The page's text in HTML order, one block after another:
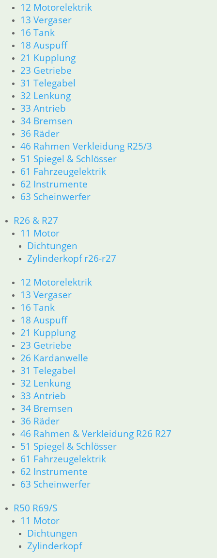
12 Motorelektrik
13 Vergaser
16 Tank
18 Auspuff
21 Kupplung
23 Getriebe
31 Telegabel
32 Lenkung
33 Antrieb
34 Bremsen
36 Räder
46 Rahmen Verkleidung R25/3
51 Spiegel & Schlösser
61 Fahrzeugelektrik
62 Instrumente
63 Scheinwerfer
R26 & R27
11 Motor
Dichtungen
Zylinderkopf r26-r27
12 Motorelektrik
13 Vergaser
16 Tank
18 Auspuff
21 Kupplung
23 Getriebe
26 Kardanwelle
31 Telegabel
32 Lenkung
33 Antrieb
34 Bremsen
36 Räder
46 Rahmen & Verkleidung R26 R27
51 Spiegel & Schlösser
61 Fahrzeugelektrik
62 Instrumente
63 Scheinwerfer
R50 R69/S
11 Motor
Dichtungen
Zylinderkopf
zzgl.Versandkosten
In den Warenkorb
Rolle Schaltautomat
6,95€
Artikelnummer: 1231572
inkl. MwSt.
zzgl.Versandkosten
In den Warenkorb
Rolle Schaltautomat
7,85€
Artikelnummer: 1231572R
inkl. MwSt.
zzgl.Versandkosten
Dichtring Getriebe
Leerlaufschalter
Artikelnummer: 1355262
inkl. MwSt.
zzgl. Versandkosten
In den Warenkorb
Druckstück Eingangswelle bis
Bj 3/85
82,80
Artikelnummer: 1233425
inkl. MwSt.
zzgl.Versandkosten
In den Warenkorb
Simmerring Druckstange
Artikelnummer: 1242420
inkl. MwSt.
zzgl.Versandkosten
In den Warenkorb